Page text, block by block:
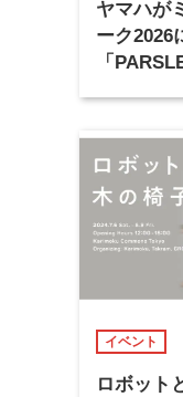
ヤマハが
ーク2026
「
イベント
ロボット